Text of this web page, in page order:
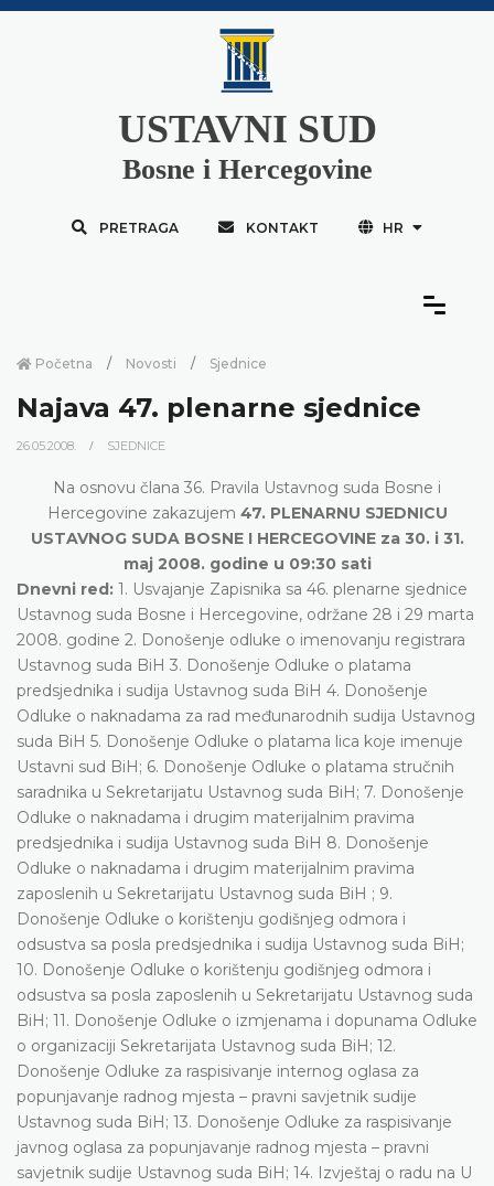
USTAVNI SUD
Bosne i Hercegovine
PRETRAGA KONTAKT HR
Početna Novosti Sjednice
Najava 47. plenarne sjednice
26.05.2008. SJEDNICE
Na osnovu člana 36. Pravila Ustavnog suda Bosne i
Hercegovine zakazujem 47. PLENARNU SJEDNICU
USTAVNOG SUDA BOSNE I HERCEGOVINE za 30. i 31.
maj 2008. godine u 09:30 sati
Dnevni red: 1. Usvajanje Zapisnika sa 46. plenarne sjednice
Ustavnog suda Bosne i Hercegovine, održane 28 i 29 marta
2008. godine 2. Donošenje odluke o imenovanju registrara
Ustavnog suda BiH 3. Donošenje Odluke o platama
predsjednika i sudija Ustavnog suda BiH 4. Donošenje
Odluke o naknadama za rad međunarodnih sudija Ustavnog
suda BiH 5. Donošenje Odluke o platama lica koje imenuje
Ustavni sud BiH; 6. Donošenje Odluke o platama stručnih
saradnika u Sekretarijatu Ustavnog suda BiH; 7. Donošenje
Odluke o naknadama i drugim materijalnim pravima
predsjednika i sudija Ustavnog suda BiH 8. Donošenje
Odluke o naknadama i drugim materijalnim pravima
zaposlenih u Sekretarijatu Ustavnog suda BiH ; 9.
Donošenje Odluke o korištenju godišnjeg odmora i
odsustva sa posla predsjednika i sudija Ustavnog suda BiH;
10. Donošenje Odluke o korištenju godišnjeg odmora i
odsustva sa posla zaposlenih u Sekretarijatu Ustavnog suda
BiH; 11. Donošenje Odluke o izmjenama i dopunama Odluke
o organizaciji Sekretarijata Ustavnog suda BiH; 12.
Donošenje Odluke za raspisivanje internog oglasa za
popunjavanje radnog mjesta – pravni savjetnik sudije
Ustavnog suda BiH; 13. Donošenje Odluke za raspisivanje
javnog oglasa za popunjavanje radnog mjesta – pravni
savjetnik sudije Ustavnog suda BiH; 14. Izvještaj o radu na U